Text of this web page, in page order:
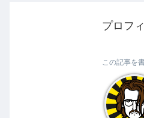
プロフ
この記事を